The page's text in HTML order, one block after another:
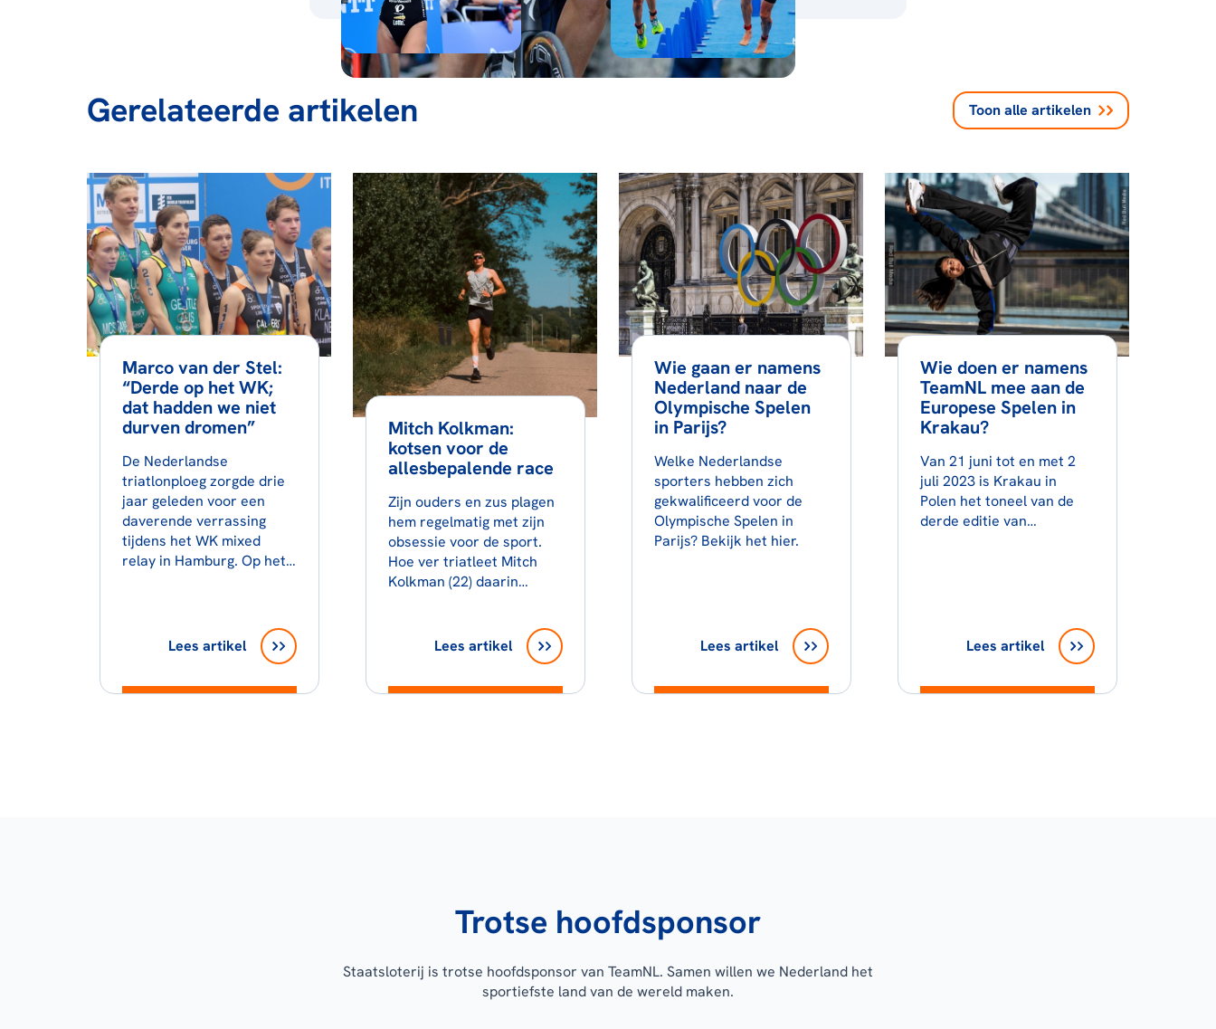
Gerelateerde artikelen Toon alle artikelen
Marco van der Stel:
“Derde op het WK;
dat hadden we niet
durven dromen”
De Nederlandse
triatlonploeg zorgde drie
jaar geleden voor een
daverende verrassing
tijdens het WK mixed
relay in Hamburg. Op het…
Lees artikel
Mitch Kolkman:
kotsen voor de
allesbepalende race
Zijn ouders en zus plagen
hem regelmatig met zijn
obsessie voor de sport.
Hoe ver triatleet Mitch
Kolkman (22) daarin…
Lees artikel
Wie gaan er namens
Nederland naar de
Olympische Spelen
in Parijs?
Welke Nederlandse
sporters hebben zich
gekwalificeerd voor de
Olympische Spelen in
Parijs? Bekijk het hier.
Lees artikel
Wie doen er namens
TeamNL mee aan de
Europese Spelen in
Krakau?
Van 21 juni tot en met 2
juli 2023 is Krakau in
Polen het toneel van de
derde editie van…
Lees artikel
Trotse hoofdsponsor
Staatsloterij is trotse hoofdsponsor van TeamNL. Samen willen we Nederland het
sportiefste land van de wereld maken.